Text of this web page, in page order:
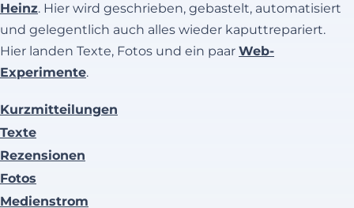
Heinz. Hier wird geschrieben, gebastelt, automatisiert
und gelegentlich auch alles wieder kaputtrepariert.
Hier landen Texte, Fotos und ein paar Web-
Experimente.
Kurzmitteilungen
Texte
Rezensionen
Fotos
Medienstrom